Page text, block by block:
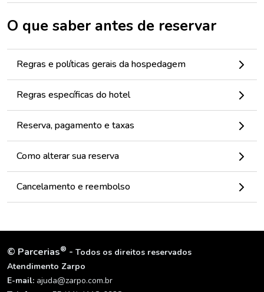
O que saber antes de reservar
Regras e políticas gerais da hospedagem
Regras específicas do hotel
Reserva, pagamento e taxas
Como alterar sua reserva
Cancelamento e reembolso
© Parcerias® - Todos os direitos reservados
Atendimento Zarpo
E-mail: ajuda@zarpo.com.br